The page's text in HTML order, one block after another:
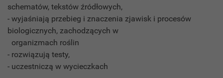
schematów, tekstów źródłowych,
- wyjaśniają przebieg i znaczenia zjawisk i procesów
biologicznych, zachodzących w
organizmach roślin
- rozwiązują testy,
- uczestniczą w wycieczkach